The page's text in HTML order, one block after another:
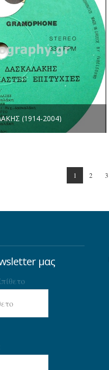
(1914-2004)
1 2 3
μας